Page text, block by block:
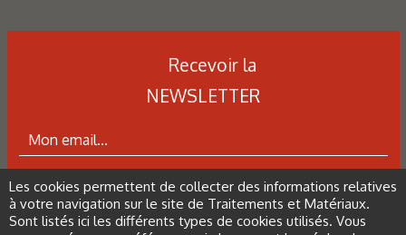
Recevoir la
NEWSLETTER
ABONNEZ-VOUS À LA NEWSLETTER
Les cookies permettent de collecter des informations relatives
à votre navigation sur le site de Traitements et Matériaux.
Sont listés ici les différents types de cookies utilisés. Vous